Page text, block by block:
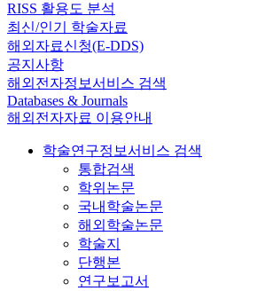
RISS 활용도 분석
최신/인기 학술자료
해외자료신청(E-DDS)
공지사항
해외전자정보서비스 검색
Databases & Journals
해외전자자료 이용안내
학술연구정보서비스 검색
통합검색
학위논문
국내학술논문
해외학술논문
학술지
단행본
연구보고서